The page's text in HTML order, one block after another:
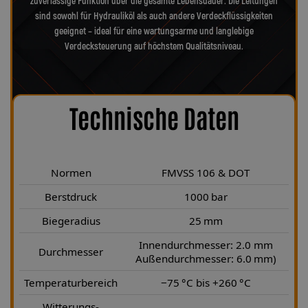
sind sowohl für Hydrauliköl als auch andere Verdeckflüssigkeiten
geeignet – ideal für eine wartungsarme und langlebige
Verdecksteuerung auf höchstem Qualitätsniveau.
Technische Daten
Normen
FMVSS 106 & DOT
Berstdruck
1000 bar
Biegeradius
25 mm
Durchmesser
Innendurchmesser: 2.0 mm
Außendurchmesser: 6.0 mm)
Temperaturbereich
−75 °C bis +260 °C